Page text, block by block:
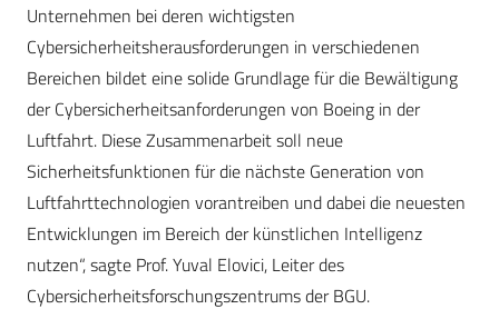
Unternehmen bei deren wichtigsten
Cybersicherheitsherausforderungen in verschiedenen
Bereichen bildet eine solide Grundlage für die Bewältigung
der Cybersicherheitsanforderungen von Boeing in der
Luftfahrt. Diese Zusammenarbeit soll neue
Sicherheitsfunktionen für die nächste Generation von
Luftfahrttechnologien vorantreiben und dabei die neuesten
Entwicklungen im Bereich der künstlichen Intelligenz
nutzen“, sagte Prof. Yuval Elovici, Leiter des
Cybersicherheitsforschungszentrums der BGU.